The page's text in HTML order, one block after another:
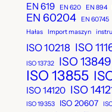
EN 619 EN 620 EN 894
EN 60204 EN 60745
Hałas
Import maszyn
ISO 10218 ISO
ISO 13732
ISO 13849
ISO 13855
ISO 14120 ISO
ISO 19353
ISO 20607